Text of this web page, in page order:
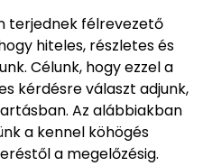
terjednek félrevezető
hiteles, részletes és
Célunk, hogy ezzel a
kérdésre választ adjunk,
Az alábbiakban
a kennel köhögés
a megelőzésig.